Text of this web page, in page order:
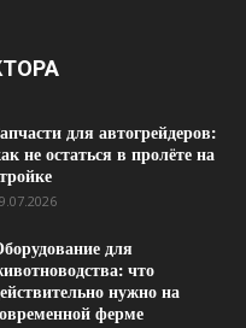
для автогрейдеров:
не остаться в пролёте на
для
что
нужно на
ферме